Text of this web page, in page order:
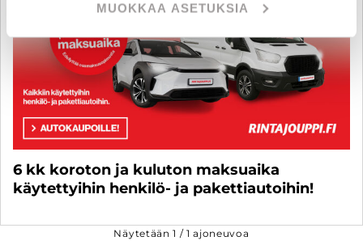
MUOKKAA ASETUKSIA
6 kk koroton ja kuluton maksuaika
käytettyihin henkilö- ja pakettiautoihin!
Näytetään1 /1 ajoneuvoa